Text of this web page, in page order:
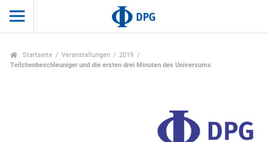
Startseite Veranstaltungen
2019
Teilchenbeschleuniger und die ersten drei Minuten des Universums